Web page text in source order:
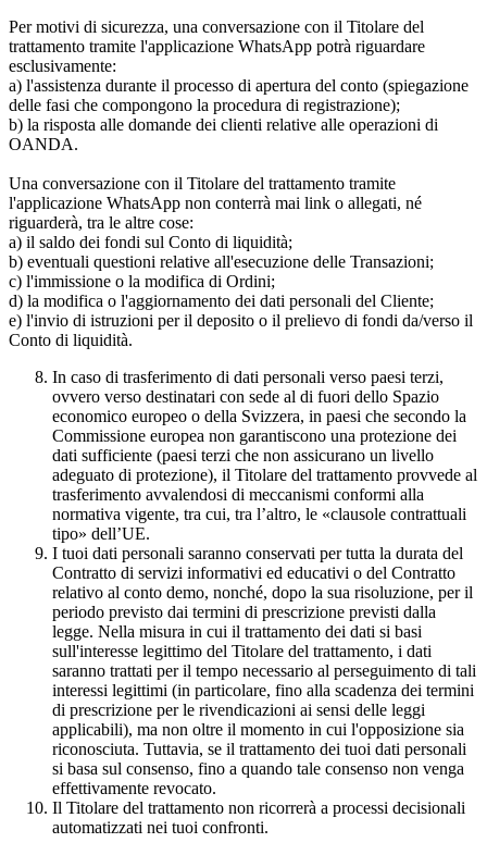
Per motivi di sicurezza, una conversazione con il Titolare del
trattamento tramite l'applicazione WhatsApp potrà riguardare
esclusivamente:
a) l'assistenza durante il processo di apertura del conto (spiegazione
delle fasi che compongono la procedura di registrazione);
b) la risposta alle domande dei clienti relative alle operazioni di
OANDA.
Una conversazione con il Titolare del trattamento tramite
l'applicazione WhatsApp non conterrà mai link o allegati, né
riguarderà, tra le altre cose:
a) il saldo dei fondi sul Conto di liquidità;
b) eventuali questioni relative all'esecuzione delle Transazioni;
c) l'immissione o la modifica di Ordini;
d) la modifica o l'aggiornamento dei dati personali del Cliente;
e) l'invio di istruzioni per il deposito o il prelievo di fondi da/verso il
Conto di liquidità.
In caso di trasferimento di dati personali verso paesi terzi,
ovvero verso destinatari con sede al di fuori dello Spazio
economico europeo o della Svizzera, in paesi che secondo la
Commissione europea non garantiscono una protezione dei
dati sufficiente (paesi terzi che non assicurano un livello
adeguato di protezione), il Titolare del trattamento provvede al
trasferimento avvalendosi di meccanismi conformi alla
normativa vigente, tra cui, tra l’altro, le «clausole contrattuali
tipo» dell’UE.
I tuoi dati personali saranno conservati per tutta la durata del
Contratto di servizi informativi ed educativi o del Contratto
relativo al conto demo, nonché, dopo la sua risoluzione, per il
periodo previsto dai termini di prescrizione previsti dalla
legge. Nella misura in cui il trattamento dei dati si basi
sull'interesse legittimo del Titolare del trattamento, i dati
saranno trattati per il tempo necessario al perseguimento di tali
interessi legittimi (in particolare, fino alla scadenza dei termini
di prescrizione per le rivendicazioni ai sensi delle leggi
applicabili), ma non oltre il momento in cui l'opposizione sia
riconosciuta. Tuttavia, se il trattamento dei tuoi dati personali
si basa sul consenso, fino a quando tale consenso non venga
effettivamente revocato.
Il Titolare del trattamento non ricorrerà a processi decisionali
automatizzati nei tuoi confronti.